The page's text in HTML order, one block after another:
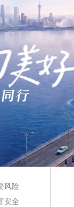
风险
安全